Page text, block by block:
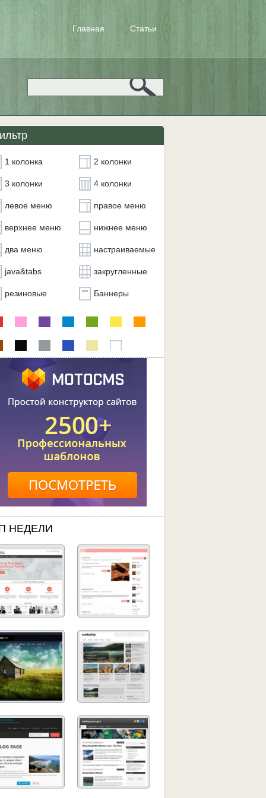
Главная Статьи
1 колонка 2 колонки
3 колонки 4 колонки
левое меню правое меню
верхнее меню нижнее меню
два меню настраиваемые
java&tabs закругленные
резиновые Баннеры
НЕДЕЛИ